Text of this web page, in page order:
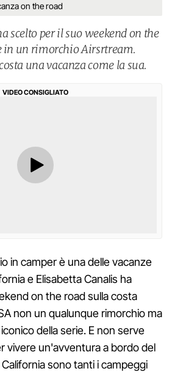
on the road
scelto per il suo weekend on the
in un rimorchio Airsrtream.
una vacanza come la sua.
VIDEO CONSIGLIATO
in camper è una delle vacanze
e Elisabetta Canalis ha
on the road sulla costa
non un qualunque rimorchio ma
della serie. E non serve
vivere un'avventura a bordo del
sono tanti i campeggi